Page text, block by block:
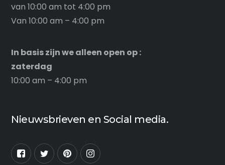
van 10:00 am tot 4:00 pm
Van 10:00 am – 4:00 pm
In basis zijn we alleen open op :
zaterdag
10:00 am – 4:00 pm
Nieuwsbrieven en Social media.